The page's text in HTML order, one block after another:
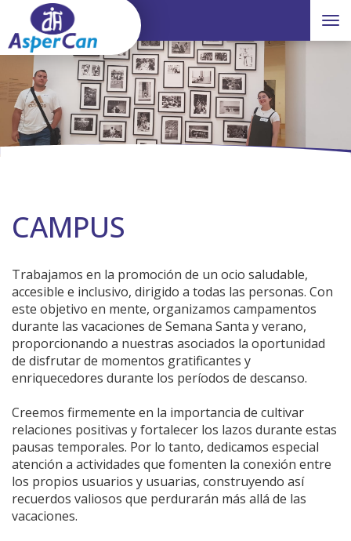
CAMPUS
Trabajamos en la promoción de un ocio saludable,
accesible e inclusivo, dirigido a todas las personas. Con
este objetivo en mente, organizamos campamentos
durante las vacaciones de Semana Santa y verano,
proporcionando a nuestras asociados la oportunidad
de disfrutar de momentos gratificantes y
enriquecedores durante los períodos de descanso.
Creemos firmemente en la importancia de cultivar
relaciones positivas y fortalecer los lazos durante estas
pausas temporales. Por lo tanto, dedicamos especial
atención a actividades que fomenten la conexión entre
los propios usuarios y usuarias, construyendo así
recuerdos valiosos que perdurarán más allá de las
vacaciones.